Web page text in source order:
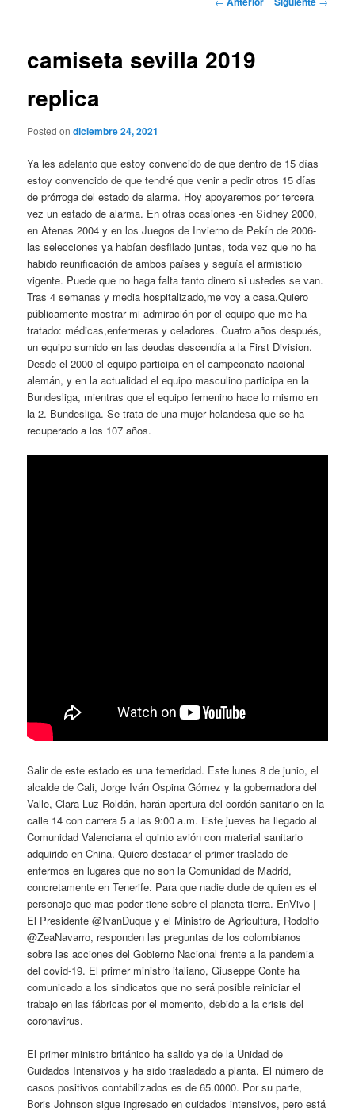
camiseta sevilla 2019
replica
Posted ondiciembre 24, 2021
Ya les adelanto que estoy convencido de que dentro de 15 días
estoy convencido de que tendré que venir a pedir otros 15 días
de prórroga del estado de alarma. Hoy apoyaremos por tercera
vez un estado de alarma. En otras ocasiones -en Sídney 2000,
en Atenas 2004 y en los Juegos de Invierno de Pekín de 2006-
las selecciones ya habían desfilado juntas, toda vez que no ha
habido reunificación de ambos países y seguía el armisticio
vigente. Puede que no haga falta tanto dinero si ustedes se van.
Tras 4 semanas y media hospitalizado,me voy a casa.Quiero
públicamente mostrar mi admiración por el equipo que me ha
tratado: médicas,enfermeras y celadores. Cuatro años después,
un equipo sumido en las deudas descendía a la First Division.
Desde el 2000 el equipo participa en el campeonato nacional
alemán, y en la actualidad el equipo masculino participa en la
Bundesliga, mientras que el equipo femenino hace lo mismo en
la 2. Bundesliga. Se trata de una mujer holandesa que se ha
recuperado a los 107 años.
Salir de este estado es una temeridad. Este lunes 8 de junio, el
alcalde de Cali, Jorge Iván Ospina Gómez y la gobernadora del
Valle, Clara Luz Roldán, harán apertura del cordón sanitario en la
calle 14 con carrera 5 a las 9:00 a.m. Este jueves ha llegado al
Comunidad Valenciana el quinto avión con material sanitario
adquirido en China. Quiero destacar el primer traslado de
enfermos en lugares que no son la Comunidad de Madrid,
concretamente en Tenerife. Para que nadie dude de quien es el
personaje que mas poder tiene sobre el planeta tierra. EnVivo |
El Presidente @IvanDuque y el Ministro de Agricultura, Rodolfo
@ZeaNavarro, responden las preguntas de los colombianos
sobre las acciones del Gobierno Nacional frente a la pandemia
del covid-19. El primer ministro italiano, Giuseppe Conte ha
comunicado a los sindicatos que no será posible reiniciar el
trabajo en las fábricas por el momento, debido a la crisis del
coronavirus.
El primer ministro británico ha salido ya de la Unidad de
Cuidados Intensivos y ha sido trasladado a planta. El número de
casos positivos contabilizados es de 65.0000. Por su parte,
Boris Johnson sigue ingresado en cuidados intensivos, pero está